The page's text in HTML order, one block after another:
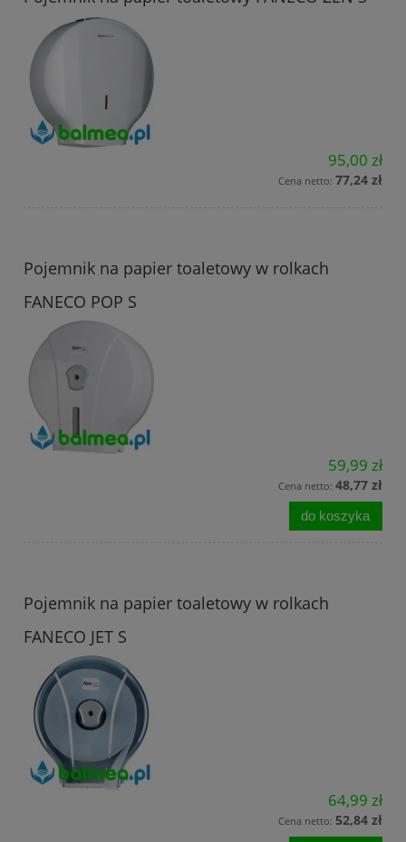
95,00 zł
Cena netto: 77,24 zł
Pojemnik na papier toaletowy w rolkach
FANECO POP S
59,99 zł
Cena netto: 48,77 zł
do koszyka
Pojemnik na papier toaletowy w rolkach
FANECO JET S
64,99 zł
Cena netto: 52,84 zł